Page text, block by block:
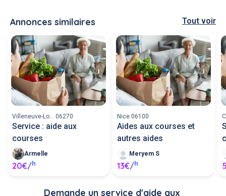
Annonces similaires Tout voir
Villeneuve-Lo... 06270
Service : aide aux
courses
Armelle
20€/h
Nice 06100
Aides aux courses et
autres aides
Meryem S
13€/h
Demande un service d'aide aux